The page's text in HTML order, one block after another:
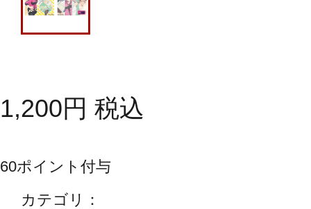
1,200円 税込
60ポイント付与
カテゴリ：